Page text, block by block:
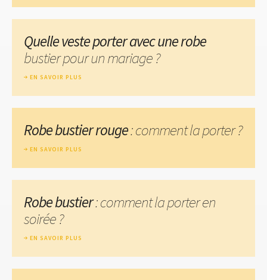
Quelle veste porter avec une robe
bustier pour un mariage ?
EN SAVOIR PLUS
Robe bustier rouge: comment la porter ?
EN SAVOIR PLUS
Robe bustier: comment la porter en
soirée ?
EN SAVOIR PLUS